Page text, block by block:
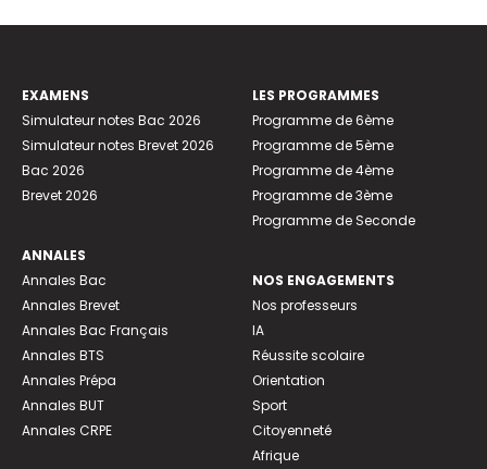
EXAMENS
Simulateur notes Bac 2026
Simulateur notes Brevet 2026
Bac 2026
Brevet 2026
ANNALES
Annales Bac
Annales Brevet
Annales Bac Français
Annales BTS
Annales Prépa
Annales BUT
Annales CRPE
LES PROGRAMMES
Programme de 6ème
Programme de 5ème
Programme de 4ème
Programme de 3ème
Programme de Seconde
NOS ENGAGEMENTS
Nos professeurs
IA
Réussite scolaire
Orientation
Sport
Citoyenneté
Afrique